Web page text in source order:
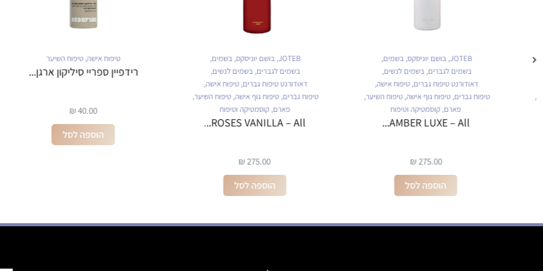
בושם יוניסקס,בשמים,
בשמים לגברים,בשמים לנשים,
דאודורנט טיפוח גברים,טיפוח אישה,
טיפוח גברים,טיפוח גוף אישה,טיפוח השיער,
קוסמטיקה וטיפוח
AMBER LUXE – All...
₪
הוספה לסל
בושם יוניסקס,בשמים,
בשמים לגברים,בשמים לנשים,
דאודורנט טיפוח גברים,טיפוח אישה,
טיפוח גברים,טיפוח גוף אישה,טיפוח השיער,
קוסמטיקה וטיפוח
ROSES VANILLA – All...
₪
הוספה לסל
טיפוח אישה,טיפוח השיער
רידפיין ספריי סיליקון ארגן...
הוספה לסל